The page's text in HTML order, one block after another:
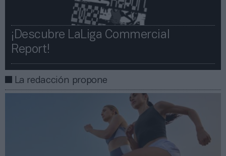
¡Descubre LaLiga Commercial
Report!​​
La redacción propone